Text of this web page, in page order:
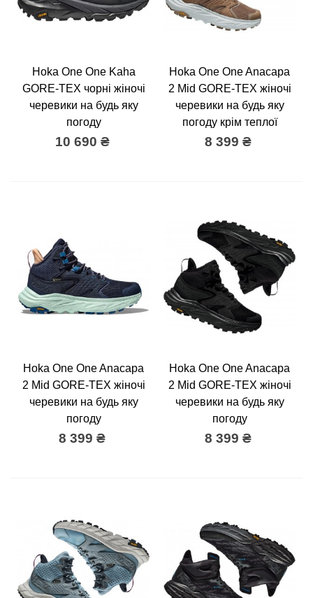
Hoka One One Kaha
GORE-TEX чорні жіночі
черевики на будь яку
погоду
10 690 ₴
Hoka One One Anacapa
2 Mid GORE-TEX жіночі
черевики на будь яку
погоду крім теплої
8 399 ₴
Hoka One One Anacapa
2 Mid GORE-TEX жіночі
черевики на будь яку
погоду
8 399 ₴
Hoka One One Anacapa
2 Mid GORE-TEX жіночі
черевики на будь яку
погоду
8 399 ₴